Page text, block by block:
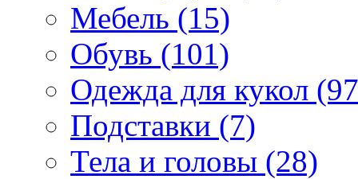
Мебель (15)
Обувь (101)
Одежда для кукол
Подставки (7)
Тела и головы (28)